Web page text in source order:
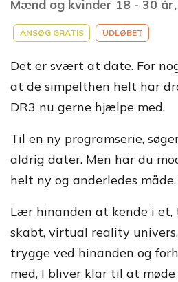
Mænd og kvinder 18 - 30
ANSØG GRATIS UDLØBET
Det er svært at date. For
at de simpelthen helt har
DR3 nu gerne hjælpe med.
Til en ny programserie,
aldrig dater. Men har du
helt ny og anderledes
Lær hinanden at kende i et,
skabt, virtual reality
trygge ved hinanden og
med, I bliver klar til at